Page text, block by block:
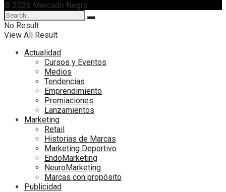
© 2026 Mercado Negro
No Result
View All Result
Actualidad
Cursos y Eventos
Medios
Tendencias
Emprendimiento
Premiaciones
Lanzamientos
Marketing
Retail
Historias de Marcas
Marketing Deportivo
EndoMarketing
NeuroMarketing
Marcas con propósito
Publicidad